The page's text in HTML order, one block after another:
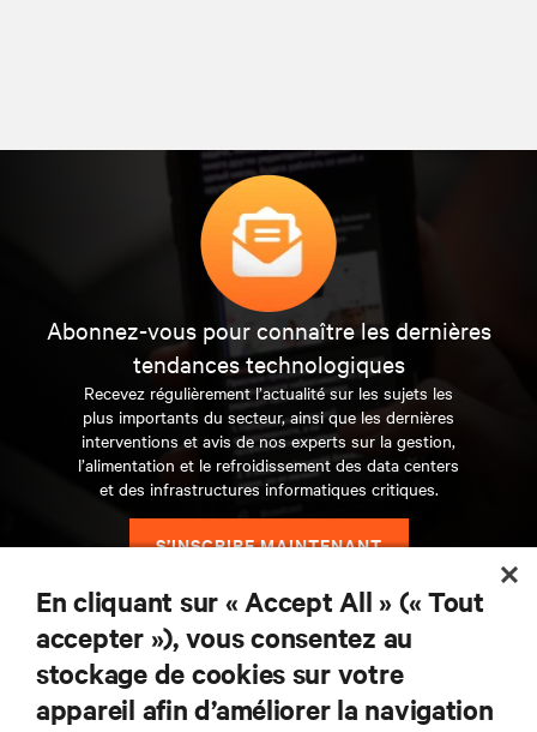
Abonnez-vous pour connaître les dernières
tendances technologiques
Recevez régulièrement l’actualité sur les sujets les
plus importants du secteur, ainsi que les dernières
interventions et avis de nos experts sur la gestion,
l’alimentation et le refroidissement des data centers
et des infrastructures informatiques critiques.
S’INSCRIRE MAINTENANT
RESSOURCES
SUPPORT
En cliquant sur « Accept All » (« Tout
accepter »), vous consentez au
stockage de cookies sur votre
appareil afin d’améliorer la navigation